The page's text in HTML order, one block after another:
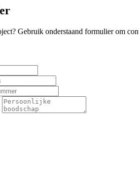
Gebruik onderstaand formulier om